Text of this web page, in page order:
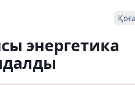
энергетика